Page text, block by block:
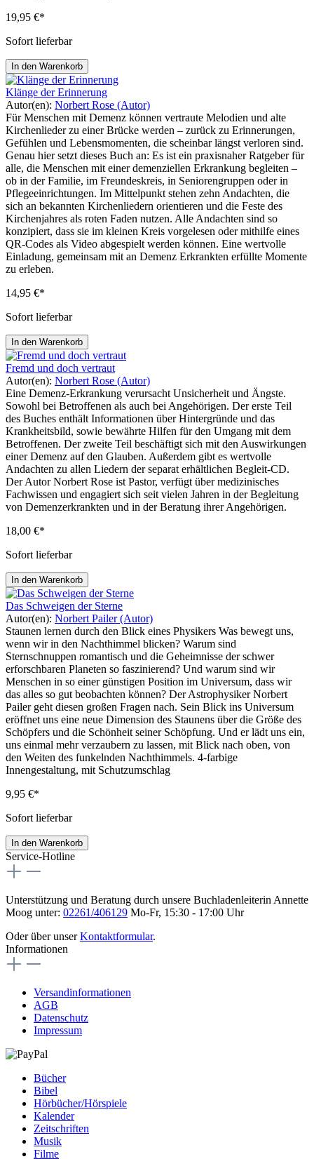
19,95 €*
Sofort lieferbar
In den Warenkorb
Klänge der Erinnerung
Autor(en): Norbert Rose (Autor)
Für Menschen mit Demenz können vertraute Melodien und alte
Kirchenlieder zu einer Brücke werden – zurück zu Erinnerungen,
Gefühlen und Lebensmomenten, die scheinbar längst verloren sind.
Genau hier setzt dieses Buch an: Es ist ein praxisnaher Ratgeber für
alle, die Menschen mit einer demenziellen Erkrankung begleiten –
ob in der Familie, im Freundeskreis, in Seniorengruppen oder in
Pflegeeinrichtungen. Im Mittelpunkt stehen zehn Andachten, die
sich an bekannten Kirchenliedern orientieren und die Feste des
Kirchenjahres als roten Faden nutzen. Alle Andachten sind so
konzipiert, dass sie im kleinen Kreis vorgelesen oder mithilfe eines
QR-Codes als Video abgespielt werden können. Eine wertvolle
Einladung, gemeinsam mit an Demenz Erkrankten erfüllte Momente
zu erleben.
14,95 €*
Sofort lieferbar
In den Warenkorb
Fremd und doch vertraut
Autor(en): Norbert Rose (Autor)
Eine Demenz-Erkrankung verursacht Unsicherheit und Ängste.
Sowohl bei Betroffenen als auch bei Angehörigen. Der erste Teil
des Buches enthält Informationen über Hintergründe und das
Krankheitsbild, sowie bewährte Hilfen für den Umgang mit dem
Betroffenen. Der zweite Teil beschäftigt sich mit den Auswirkungen
einer Demenz auf den Glauben. Außerdem gibt es wertvolle
Andachten zu allen Liedern der separat erhältlichen Begleit-CD.
Der Autor Norbert Rose ist Pastor, verfügt über medizinisches
Fachwissen und engagiert sich seit vielen Jahren in der Begleitung
von Demenzerkrankten und in der Beratung ihrer Angehörigen.
18,00 €*
Sofort lieferbar
In den Warenkorb
Das Schweigen der Sterne
Autor(en): Norbert Pailer (Autor)
Staunen lernen durch den Blick eines Physikers Was bewegt uns,
wenn wir in den Nachthimmel blicken? Warum sind
Sternschnuppen romantisch und die Geheimnisse der schwer
erforschbaren Planeten so faszinierend? Und warum sind wir
Menschen in so einer günstigen Position im Universum, dass wir
das alles so gut beobachten können? Der Astrophysiker Norbert
Pailer geht diesen großen Fragen nach. Sein Blick ins Universum
eröffnet uns eine neue Dimension des Staunens über die Größe des
Schöpfers und die Schönheit seiner Schöpfung. Und er lädt uns ein,
uns einmal mehr verzaubern zu lassen, mit Blick nach oben, von
den Weiten des funkelnden Nachthimmels. 4-farbige
Innengestaltung, mit Schutzumschlag
9,95 €*
Sofort lieferbar
In den Warenkorb
Service-Hotline
Unterstützung und Beratung durch unsere Buchladenleiterin Annette
Moog unter: 02261/406129 Mo-Fr, 15:30 - 17:00 Uhr
Oder über unserKontaktformular.
Informationen
Versandinformationen
AGB
Datenschutz
Impressum
Bücher
Bibel
Hörbücher/Hörspiele
Kalender
Zeitschriften
Musik
Filme